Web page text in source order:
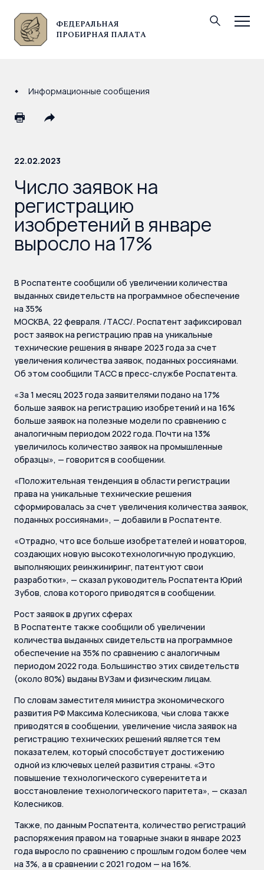
ФЕДЕРАЛЬНАЯ
ПРОБИРНАЯ ПАЛАТА
© Федеральная пробирная палата, 2026
Информационные сообщения
22.02.2023
Число заявок на
регистрацию
изобретений в январе
выросло на 17%
В Роспатенте сообщили об увеличении количества
выданных свидетельств на программное обеспечение
на 35%
МОСКВА, 22 февраля. /ТАСС/. Роспатент зафиксировал
рост заявок на регистрацию прав на уникальные
технические решения в январе 2023 года за счет
увеличения количества заявок, поданных россиянами.
Об этом сообщили ТАСС в пресс-службе Роспатента.
«За 1 месяц 2023 года заявителями подано на 17%
больше заявок на регистрацию изобретений и на 16%
больше заявок на полезные модели по сравнению с
аналогичным периодом 2022 года. Почти на 13%
увеличилось количество заявок на промышленные
образцы», — говорится в сообщении.
«Положительная тенденция в области регистрации
права на уникальные технические решения
сформировалась за счет увеличения количества заявок,
поданных россиянами», — добавили в Роспатенте.
«Отрадно, что все больше изобретателей и новаторов,
создающих новую высокотехнологичную продукцию,
выполняющих реинжиниринг, патентуют свои
разработки», — сказал руководитель Роспатента Юрий
Зубов, слова которого приводятся в сообщении.
Рост заявок в других сферах
В Роспатенте также сообщили об увеличении
количества выданных свидетельств на программное
обеспечение на 35% по сравнению с аналогичным
периодом 2022 года. Большинство этих свидетельств
(около 80%) выданы ВУЗам и физическим лицам.
По словам заместителя министра экономического
развития РФ Максима Колесникова, чьи слова также
приводятся в сообщении, увеличение числа заявок на
регистрацию технических решений является тем
показателем, который способствует достижению
одной из ключевых целей развития страны. «Это
повышение технологического суверенитета и
восстановление технологического паритета», — сказал
Колесников.
Также, по данным Роспатента, количество регистраций
распоряжения правом на товарные знаки в январе 2023
года выросло по сравнению с прошлым годом более чем
на 3%, а в сравнении с 2021 годом — на 16%.